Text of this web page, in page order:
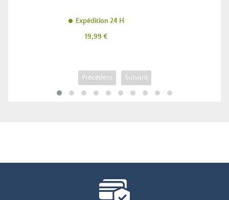
Expédition 24 H
Prix
19,99 €
Précédent Suivant